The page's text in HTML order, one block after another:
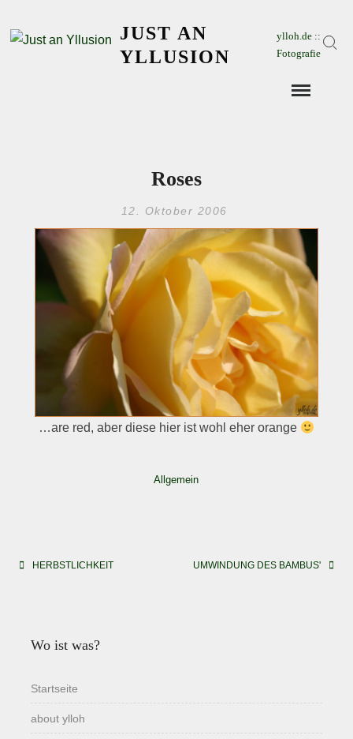
JUST AN
YLLUSION
ylloh.de ::
Fotografie
Roses
12. Oktober 2006
…are red, aber diese hier ist wohl eher orange
Allgemein
Beitragsnavigation
HERBSTLICHKEIT UMWINDUNG DES BAMBUS'
Wo ist was?
Startseite
about ylloh